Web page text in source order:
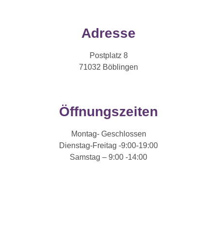
Adresse
Postplatz 8
71032 Böblingen
Öffnungszeiten
Montag- Geschlossen
Dienstag-Freitag -9:00-19:00
Samstag – 9:00 -14:00